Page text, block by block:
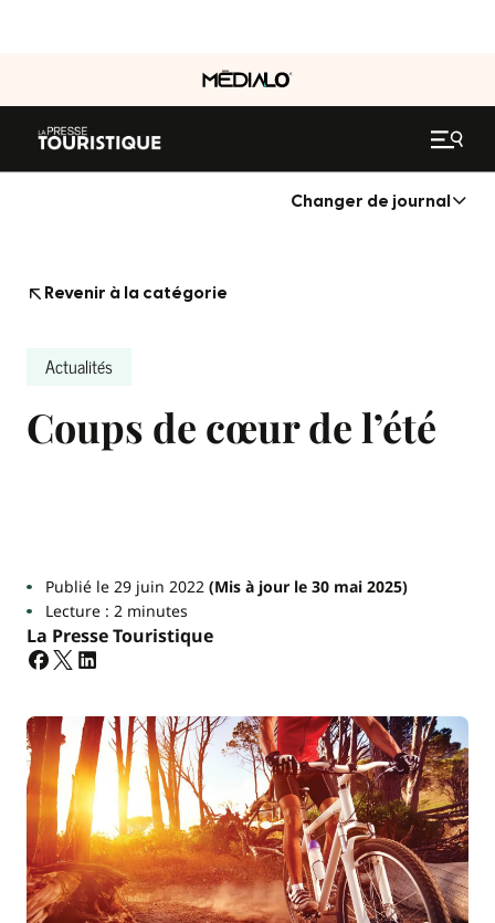
Changer de journal
Revenir à la catégorie
Actualités
Coups de cœur de l’été
Publié le 29 juin 2022(Mis à jour le 30 mai 2025)
Lecture : 2 minutes
La Presse Touristique